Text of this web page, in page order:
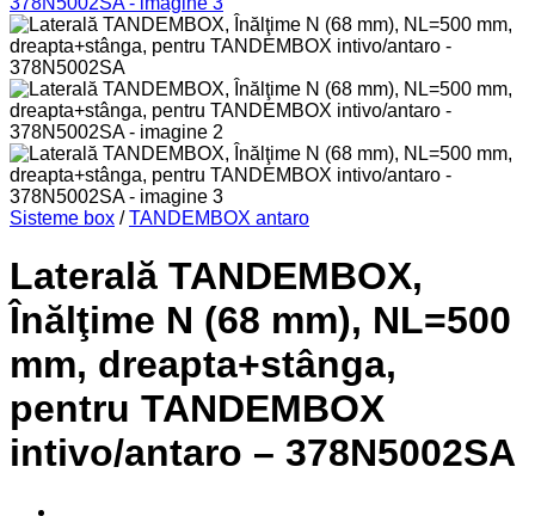
Sisteme box / TANDEMBOX antaro
Laterală TANDEMBOX,
Înălţime N (68 mm), NL=500
mm, dreapta+stânga,
pentru TANDEMBOX
intivo/antaro – 378N5002SA